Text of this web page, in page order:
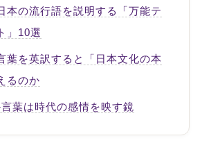
本の流行語を説明する「万能テ
」10選
葉を英訳すると「日本文化の本
るのか
葉は時代の感情を映す鏡